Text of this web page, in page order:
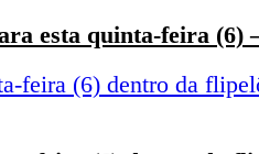
esta quinta-feira